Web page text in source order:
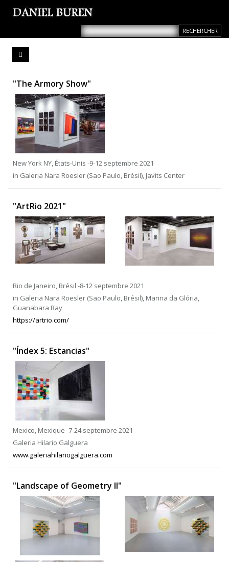
"The Armory Show"
New York NY, États-Unis -9-12 septembre 2021
in Galeria Nara Roesler (Sao Paulo, Brésil), Javits Center
"ArtRio 2021"
Rio de Janeiro, Brésil -8-12 septembre 2021
in Galeria Nara Roesler (Sao Paulo, Brésil), Marina da Glória,
Guanabara Bay
https://artrio.com/
"Índex 5: Estancias"
Mexico, Mexique -7-24 septembre 2021
Galeria Hilario Galguera
www.galeriahilariogalguera.com
"Landscape of Geometry II"